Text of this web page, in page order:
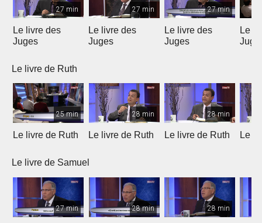
27 min
Le livre des
Juges
27 min
Le livre des
Juges
27 min
Le livre des
Juges
Le
Le livre de Ruth
25 min
Le livre de Ruth
28 min
Le livre de Ruth
28 min
Le livre de Ruth Le
Le livre de Samuel
27 min 28 min 28 min